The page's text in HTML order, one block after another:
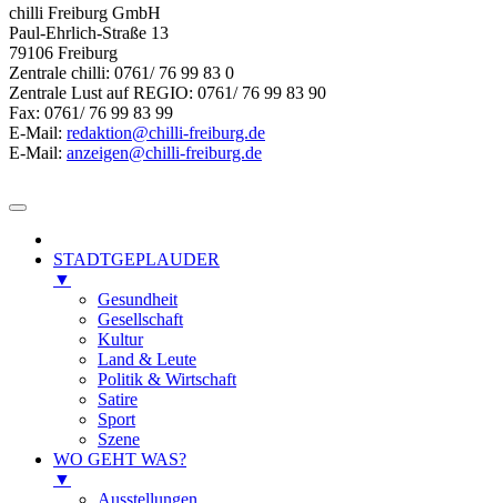
chilli Freiburg GmbH
Paul-Ehrlich-Straße 13
79106 Freiburg
Zentrale chilli: 0761/ 76 99 83 0
Zentrale Lust auf REGIO: 0761/ 76 99 83 90
Fax: 0761/ 76 99 83 99
E-Mail: redaktion@chilli-freiburg.de
E-Mail: anzeigen@chilli-freiburg.de
STADTGEPLAUDER
▼
Gesundheit
Gesellschaft
Kultur
Land & Leute
Politik & Wirtschaft
Satire
Sport
Szene
WO GEHT WAS?
▼